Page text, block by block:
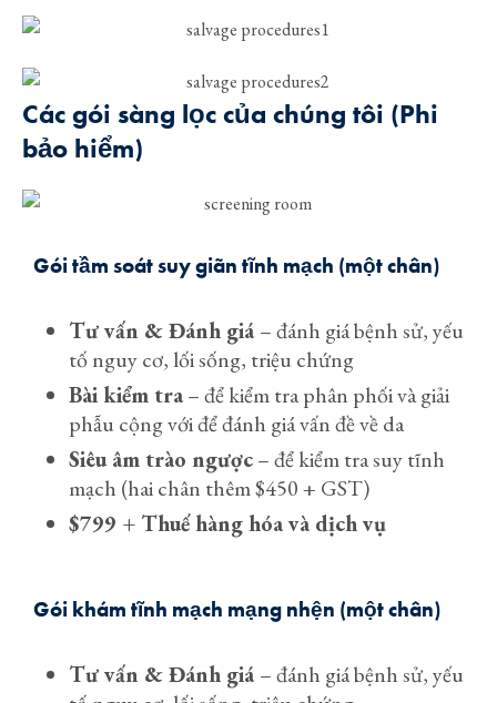
Các gói sàng lọc của chúng tôi (Phi
bảo hiểm)
Gói tầm soát suy giãn tĩnh mạch (một chân)
Tư vấn & Đánh giá– đánh giá bệnh sử, yếu
tố nguy cơ, lối sống, triệu chứng
Bài kiểm tra– để kiểm tra phân phối và giải
phẫu cộng với để đánh giá vấn đề về da
Siêu âm trào ngược– để kiểm tra suy tĩnh
mạch (hai chân thêm $450 + GST)
$799 + Thuế hàng hóa và dịch vụ
Gói khám tĩnh mạch mạng nhện (một chân)
Tư vấn & Đánh giá– đánh giá bệnh sử, yếu